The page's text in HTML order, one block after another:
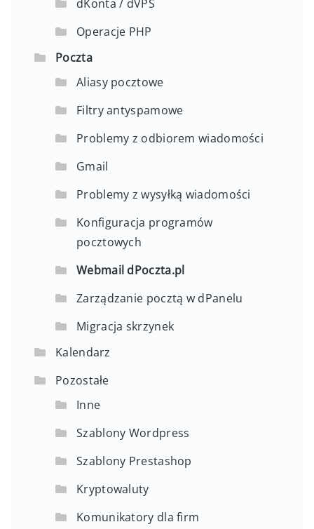
dKonta / dVPS
Operacje PHP
Poczta
Aliasy pocztowe
Filtry antyspamowe
Problemy z odbiorem wiadomości
Gmail
Problemy z wysyłką wiadomości
Konfiguracja programów
pocztowych
Webmail dPoczta.pl
Zarządzanie pocztą w dPanelu
Migracja skrzynek
Kalendarz
Pozostałe
Inne
Szablony Wordpress
Szablony Prestashop
Kryptowaluty
Komunikatory dla firm